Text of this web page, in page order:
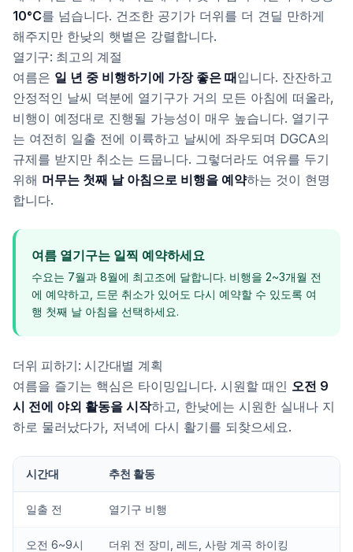
10°C를 넘습니다. 건조한 공기가 더위를 더 견딜 만하게
해주지만 한낮의 햇볕은 강렬합니다.
열기구: 최고의 계절
여름은 일 년 중 비행하기에 가장 좋은 때입니다. 잔잔하고
안정적인 날씨 덕분에 열기구가 거의 모든 아침에 떠올라,
비행이 예정대로 진행될 가능성이 매우 높습니다. 열기구
는 여전히 일출 전에 이륙하고 날씨에 좌우되며 DGCA의
규제를 받지만 취소는 드뭅니다. 그렇더라도 여유를 두기
위해 머무는 첫째 날 아침으로 비행을 예약하는 것이 현명
합니다.
여름 열기구는 일찍 예약하세요
수요는 7월과 8월에 최고조에 달합니다. 비행을 2~3개월 전
에 예약하고, 드문 취소가 있어도 다시 예약할 수 있도록 여
행 첫째 날 아침을 선택하세요.
더위 피하기: 시간대별 계획
여름을 즐기는 핵심은 타이밍입니다. 시원할 때인 오전 9
시 전에 야외 활동을 시작하고, 한낮에는 시원한 실내나 지
하로 물러났다가, 저녁에 다시 활기를 되찾으세요.
시간대 추천 활동
일출 전 열기구 비행
오전 6~9시 더위 전 장미, 레드, 사랑 계곡 하이킹